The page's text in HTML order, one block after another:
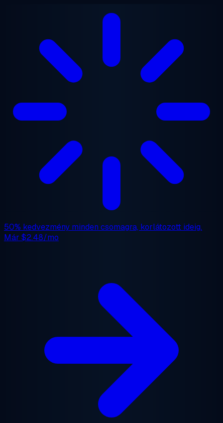
50% kedvezmény minden csomagra, korlátozott ideig.
Már $2.48/mo